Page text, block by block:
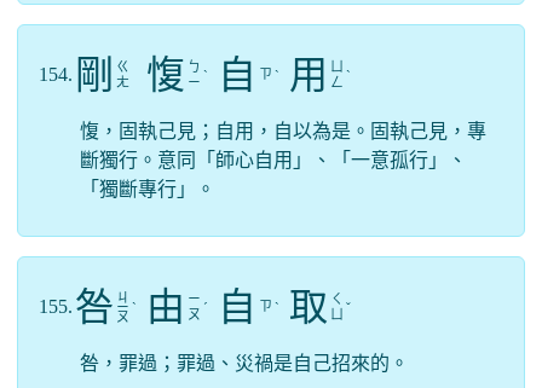
154. 剛
ㄍ
ㄤ
愎 ㄅ
ㄧ ˋ 自 ㄗ ˋ 用
ㄥ ˋ
愎，固執己見；自用，自以為是。固執己見，專
斷獨行。意同「師心自用」、「一意孤行」、
「獨斷專行」。
155. 咎 ㄐ
ㄧ
ㄡ
ˋ 由 ㄧ
ㄡ ˊ 自 ㄗ ˋ 取 ㄑ
ˇ
咎，罪過；罪過、災禍是自己招來的。